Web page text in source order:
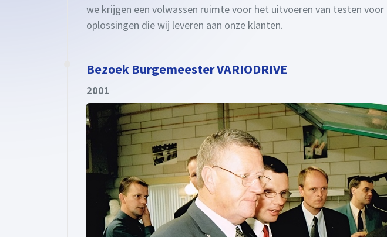
we krijgen een volwassen ruimte voor het uitvoeren van testen voor
oplossingen die wij leveren aan onze klanten.
Bezoek Burgemeester VARIODRIVE
2001